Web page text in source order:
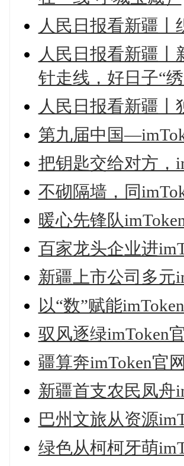
人民日报看新疆丨
人民日报看新疆丨
针走线，好日子“
人民日报看新疆丨
第九届中国
把钥匙交给对方，
不砌隔墙，同
暖心先锋队
百家龙头企业进
新疆上市公司多元
以“数”赋能
驭风逐绿imToken
疆算奔imToken官
新疆首支农民凤舟
巴州文旅从资源
绿色从柯柯牙萌